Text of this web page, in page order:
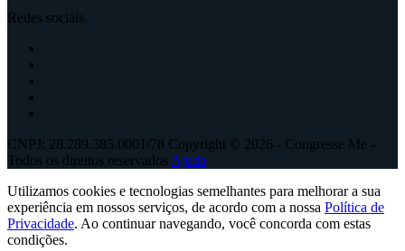
Redes sociais
CNPJ: 28.289.385.0001/78 Copyright © 2026 - Congresse Me -
Todos os direitos reservados Ajuda
Utilizamos cookies e tecnologias semelhantes para melhorar a sua
experiência em nossos serviços, de acordo com a nossa Política de
Privacidade. Ao continuar navegando, você concorda com estas
condições.